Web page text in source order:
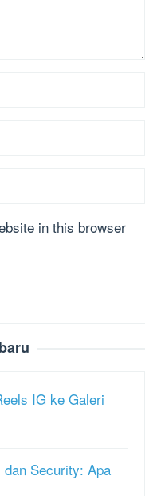
in this browser
IG ke Galeri
dan Security: Apa